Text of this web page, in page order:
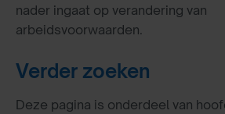
nader ingaat op verandering van
arbeidsvoorwaarden.
Verder zoeken
Deze pagina is onderdeel van